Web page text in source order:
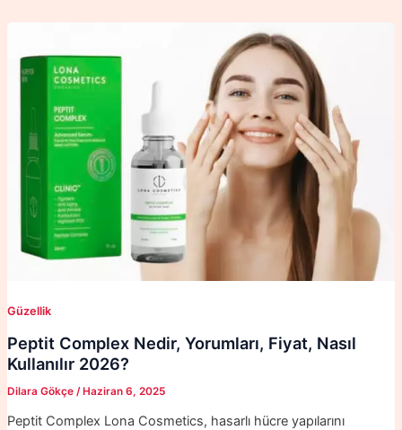
Güzellik
Peptit Complex Nedir, Yorumları, Fiyat, Nasıl
Kullanılır 2026?
Dilara Gökçe / Haziran 6, 2025
Peptit Complex Lona Cosmetics, hasarlı hücre yapılarını